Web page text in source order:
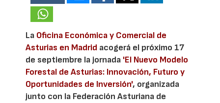
La Oficina Económica y Comercial de
Asturias en Madrid acogerá el próximo 17
de septiembre la jornada 'El Nuevo Modelo
Forestal de Asturias: Innovación, Futuro y
Oportunidades de Inversión', organizada
junto con la Federación Asturiana de